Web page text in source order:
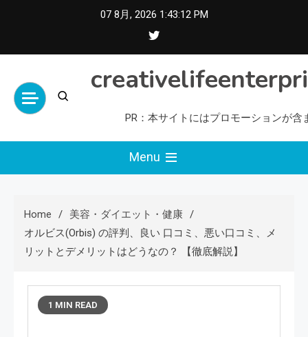
07 8月, 2026 1:43:14 PM
PR：本サイトにはプロモーションが含
Menu
Home
美容・ダイエット・健康
オルビス(orbis) の評判、良い 口コミ、悪い口コミ、メ
リットとデメリットはどうなの？ 【徹底解説】
1 MIN READ